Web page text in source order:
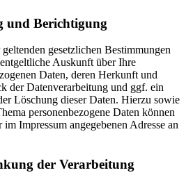
und Berichtigung
gesetzlichen Bestimmungen
Auskunft über Ihre
Daten, deren Herkunft und
der Datenverarbeitung und ggf. ein
Löschung dieser Daten. Hierzu sowie
personenbezogene Daten können
Impressum angegebenen Adresse an
der Verarbeitung